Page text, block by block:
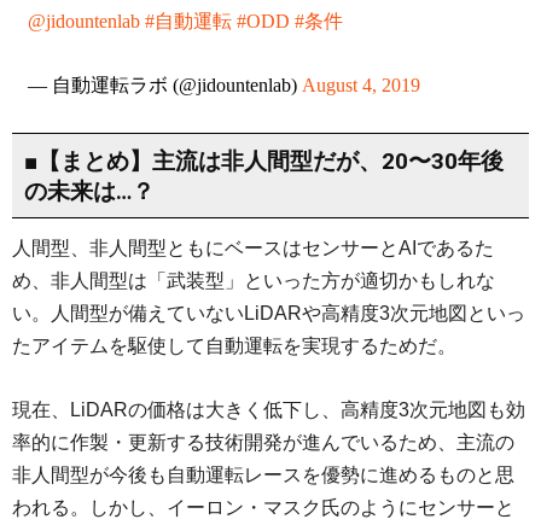
@jidountenlab #自動運転 #ODD #条件
— 自動運転ラボ (@jidountenlab) August 4, 2019
■【まとめ】主流は非人間型だが、20〜30年後
の未来は…？
人間型、非人間型ともにベースはセンサーとAIであるた
め、非人間型は「武装型」といった方が適切かもしれな
い。人間型が備えていないLiDARや高精度3次元地図といっ
たアイテムを駆使して自動運転を実現するためだ。
現在、LiDARの価格は大きく低下し、高精度3次元地図も効
率的に作製・更新する技術開発が進んでいるため、主流の
非人間型が今後も自動運転レースを優勢に進めるものと思
われる。しかし、イーロン・マスク氏のようにセンサーと